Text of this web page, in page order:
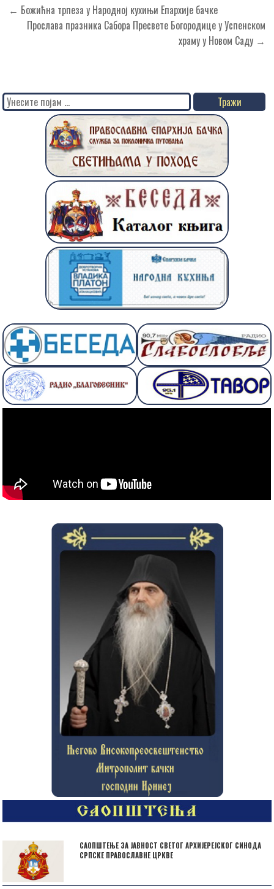
Кретање
чланка
← Божићнa трпеза у Народној кухињи Епархије бачке
Прослава празника Сабора Пресвете Богородице у Успенском
храму у Новом Саду →
Search
for:
САОПШТЕЊЕ ЗА ЈАВНОСТ СВЕТОГ АРХИЈЕРЕЈСКОГ СИНОДА
СРПСКЕ ПРАВОСЛАВНЕ ЦРКВЕ